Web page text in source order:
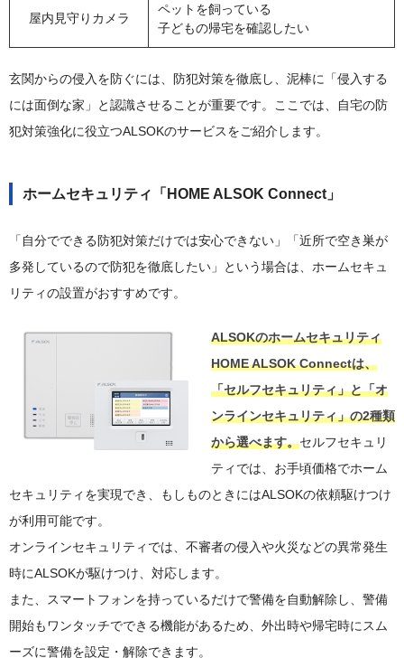
屋内見守りカメラ
ペットを飼っている
子どもの帰宅を確認したい
玄関からの侵入を防ぐには、防犯対策を徹底し、泥棒に「侵入する
には面倒な家」と認識させることが重要です。ここでは、自宅の防
犯対策強化に役立つALSOKのサービスをご紹介します。
ホームセキュリティ「HOME ALSOK Connect」
「自分でできる防犯対策だけでは安心できない」「近所で空き巣が
多発しているので防犯を徹底したい」という場合は、ホームセキュ
リティの設置がおすすめです。
ALSOKのホームセキュリティ
HOME ALSOK Connectは、
「セルフセキュリティ」と「オ
ンラインセキュリティ」の2種類
から選べます。セルフセキュリ
ティでは、お手頃価格でホーム
セキュリティを実現でき、もしものときにはALSOKの依頼駆けつけ
が利用可能です。
オンラインセキュリティでは、不審者の侵入や火災などの異常発生
時にALSOKが駆けつけ、対応します。
また、スマートフォンを持っているだけで警備を自動解除し、警備
開始もワンタッチでできる機能があるため、外出時や帰宅時にスム
ーズに警備を設定・解除できます。